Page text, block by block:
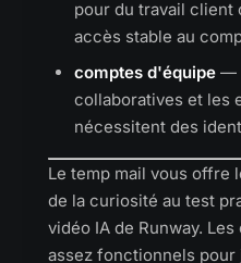
pour du travail client
accès stable au
comptes d'équipe —
collaboratives et les
nécessitent des
Le temp mail vous offre
de la curiosité au test
vidéo IA de Runway.
assez fonctionnels pour